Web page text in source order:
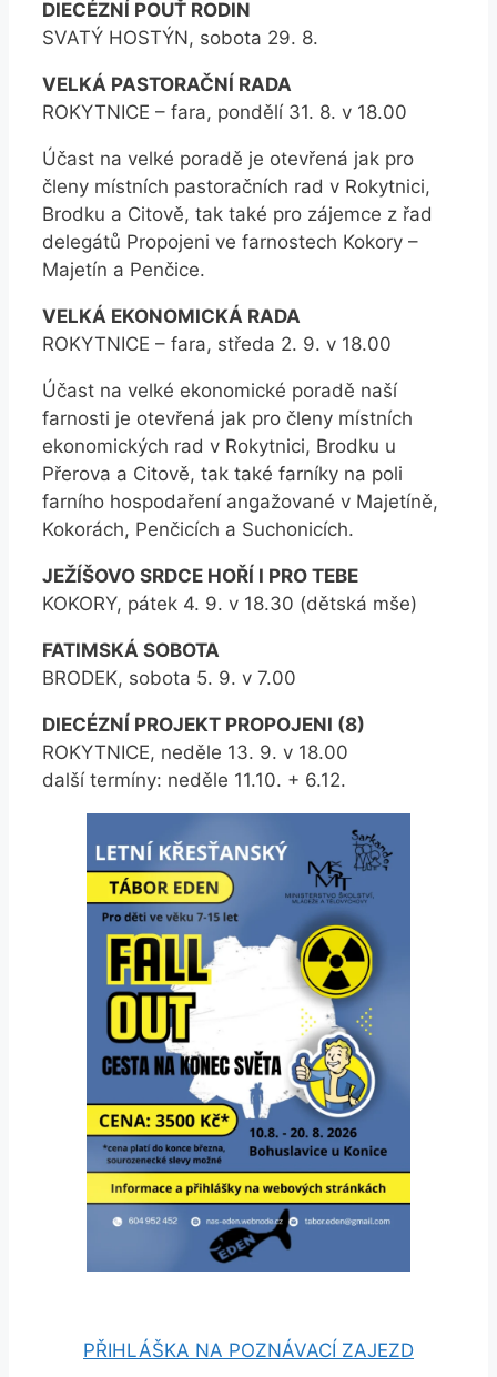
DIECÉZNÍ POUŤ RODIN
SVATÝ HOSTÝN, sobota 29. 8.
VELKÁ PASTORAČNÍ RADA
ROKYTNICE – fara, pondělí 31. 8. v 18.00
Účast na velké poradě je otevřená jak pro
členy místních pastoračních rad v Rokytnici,
Brodku a Citově, tak také pro zájemce z řad
delegátů Propojeni ve farnostech Kokory –
Majetín a Penčice.
VELKÁ EKONOMICKÁ RADA
ROKYTNICE – fara, středa 2. 9. v 18.00
Účast na velké ekonomické poradě naší
farnosti je otevřená jak pro členy místních
ekonomických rad v Rokytnici, Brodku u
Přerova a Citově, tak také farníky na poli
farního hospodaření angažované v Majetíně,
Kokorách, Penčicích a Suchonicích.
JEŽÍŠOVO SRDCE HOŘÍ I PRO TEBE
KOKORY, pátek 4. 9. v 18.30 (dětská mše)
FATIMSKÁ SOBOTA
BRODEK, sobota 5. 9. v 7.00
DIECÉZNÍ PROJEKT PROPOJENI (8)
ROKYTNICE, neděle 13. 9. v 18.00
další termíny: neděle 11.10. + 6.12.
PŘIHLÁŠKA NA POZNÁVACÍ ZAJEZD